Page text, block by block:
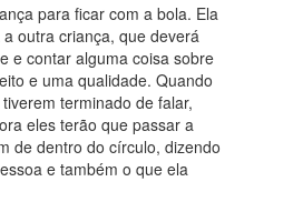
para ficar com a bola. Ela
outra criança, que deverá
e contar alguma coisa sobre
e uma qualidade. Quando
terminado de falar,
eles terão que passar a
de dentro do círculo, dizendo
e também o que ela